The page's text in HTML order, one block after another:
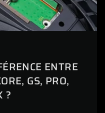
ENTRE
GS, PRO,
?